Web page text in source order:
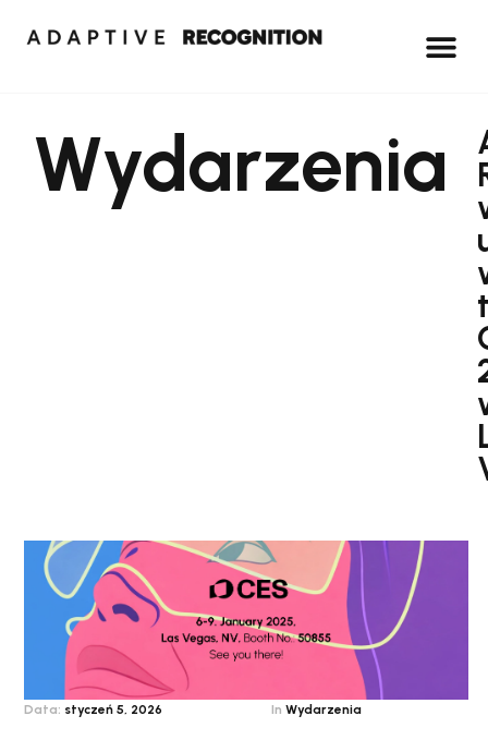
Wydarzenia
Data: styczeń 5, 2026 In Wydarzenia